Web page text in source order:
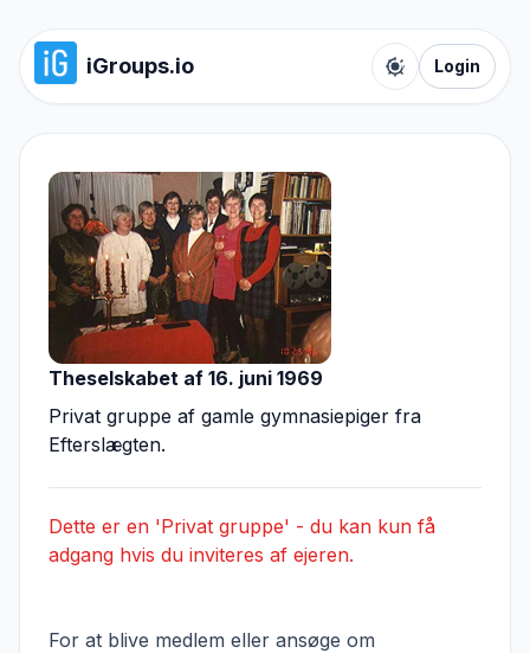
iGroups.io
Toggle color
Login
Theselskabet af 16. juni 1969
Privat gruppe af gamle gymnasiepiger fra
Efterslægten.
Dette er en 'Privat gruppe' - du kan kun få
adgang hvis du inviteres af ejeren.
For at blive medlem eller ansøge om